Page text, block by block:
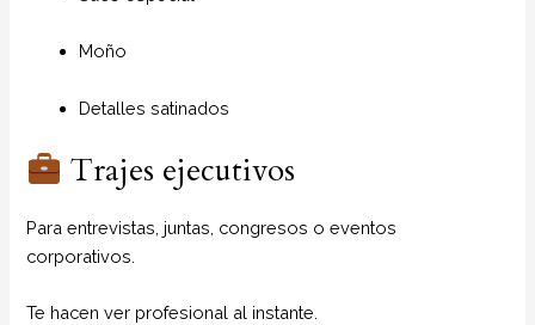
Moño
Detalles satinados
Trajes ejecutivos
Para entrevistas, juntas, congresos o eventos
corporativos.
Te hacen ver profesional al instante.